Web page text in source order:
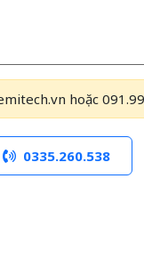
hoặc
0335.260.538